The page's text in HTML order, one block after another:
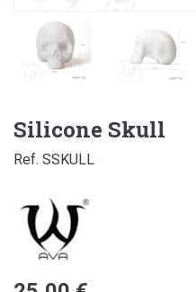
Silicone Skull
Ref. SSKULL